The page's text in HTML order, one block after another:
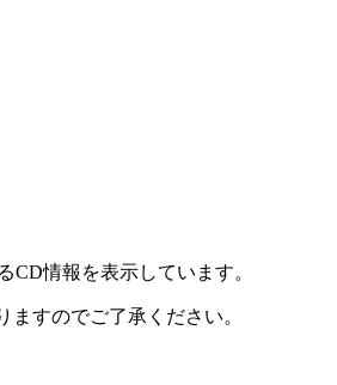
CD情報を表示しています。
すのでご了承ください。